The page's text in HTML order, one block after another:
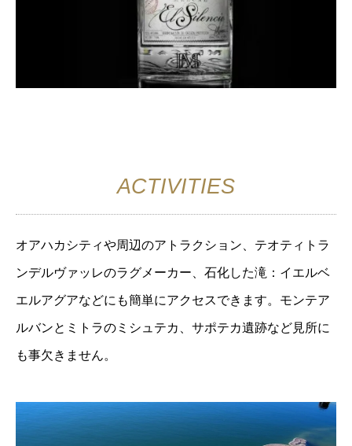
ACTIVITIES
オアハカシティや周辺のアトラクション、テオティトラ
ンデルヴァッレのラグメーカー、石化した滝：イエルベ
エルアグアなどにも簡単にアクセスできます。モンテア
ルバンとミトラのミシュテカ、サポテカ遺跡など見所に
も事欠きません。